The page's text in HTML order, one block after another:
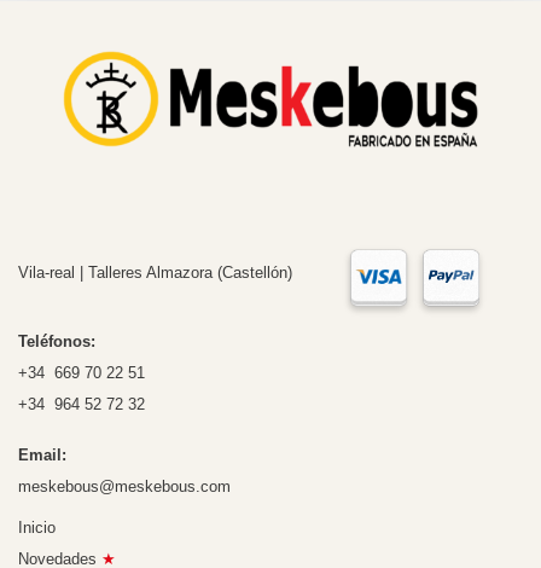
Vila-real | Talleres Almazora (Castellón)
Teléfonos:
+34 669 70 22 51
+34 964 52 72 32
Email:
meskebous@meskebous.com
Inicio
Novedades ★